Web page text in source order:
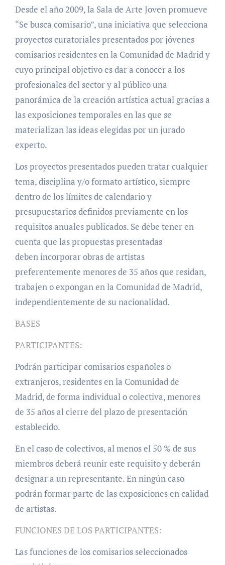
Desde el año 2009, la Sala de Arte Joven promueve
“Se busca comisario”, una iniciativa que selecciona
proyectos curatoriales presentados por jóvenes
comisarios residentes en la Comunidad de Madrid y
cuyo principal objetivo es dar a conocer a los
profesionales del sector y al público una
panorámica de la creación artística actual gracias a
las exposiciones temporales en las que se
materializan las ideas elegidas por un jurado
experto.
Los proyectos presentados pueden tratar cualquier
tema, disciplina y/o formato artístico, siempre
dentro de los límites de calendario y
presupuestarios definidos previamente en los
requisitos anuales publicados. Se debe tener en
cuenta que las propuestas presentadas
deben incorporar obras de artistas
preferentemente menores de 35 años que residan,
trabajen o expongan en la Comunidad de Madrid,
independientemente de su nacionalidad.
BASES
PARTICIPANTES:
Podrán participar comisarios españoles o
extranjeros, residentes en la Comunidad de
Madrid, de forma individual o colectiva, menores
de 35 años al cierre del plazo de presentación
establecido.
En el caso de colectivos, al menos el 50 % de sus
miembros deberá reunir este requisito y deberán
designar a un representante. En ningún caso
podrán formar parte de las exposiciones en calidad
de artistas.
FUNCIONES DE LOS PARTICIPANTES:
Las funciones de los comisarios seleccionados